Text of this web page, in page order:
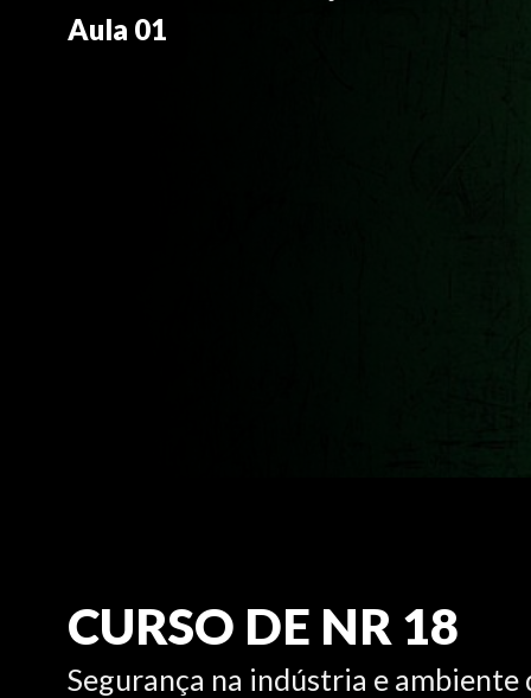
Aula 01
CURSO DE NR 18
Segurança na indústria e ambiente